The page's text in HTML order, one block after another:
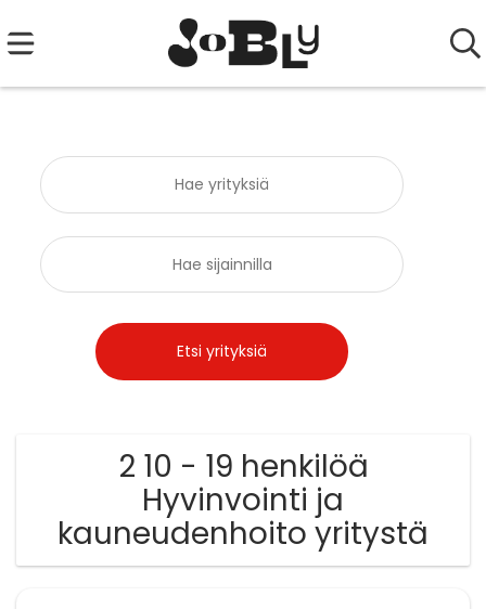
2 10 - 19 henkilöä
Hyvinvointi ja
kauneudenhoito yritystä